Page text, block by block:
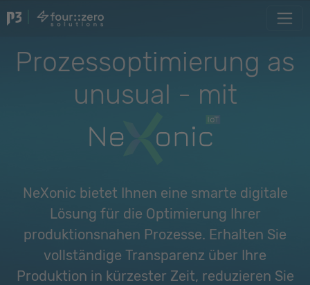
Prozessoptimierung as
unusual - mit
NeXonic bietet Ihnen eine smarte digitale
Lösung für die Optimierung Ihrer
produktionsnahen Prozesse. Erhalten Sie
vollständige Transparenz über Ihre
Produktion in kürzester Zeit, reduzieren Sie